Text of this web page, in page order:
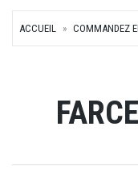
ACCUEIL COMMANDEZ